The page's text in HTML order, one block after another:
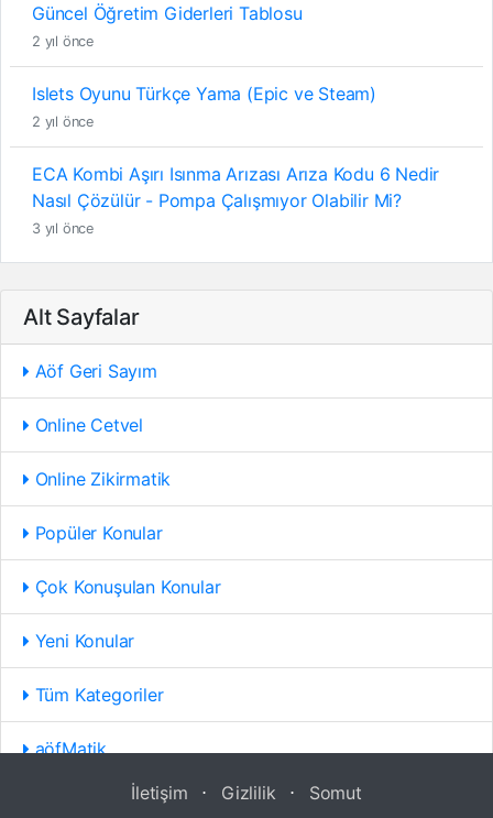
Güncel Öğretim Giderleri Tablosu
2 yıl önce
Islets Oyunu Türkçe Yama (Epic ve Steam)
2 yıl önce
ECA Kombi Aşırı Isınma Arızası Arıza Kodu 6 Nedir
Nasıl Çözülür - Pompa Çalışmıyor Olabilir Mi?
3 yıl önce
Alt Sayfalar
Aöf Geri Sayım
Online Cetvel
Online Zikirmatik
Popüler Konular
Çok Konuşulan Konular
Yeni Konular
Tüm Kategoriler
aöfMatik
İletişim ⋅ Gizlilik ⋅ Somut